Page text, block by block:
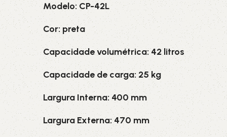
Modelo: CP-42L
Cor: preta
Capacidade volumétrica: 42 litros
Capacidade de carga: 25 kg
Largura Interna: 400 mm
Largura Externa: 470 mm